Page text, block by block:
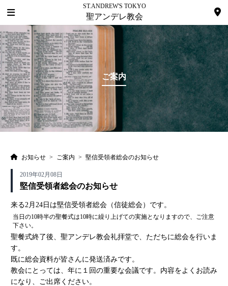
ST.ANDREW'S TOKYO
聖アンデレ教会
ご案内
お知らせ > ご案内 > 堅信受領者総会のお知らせ
2019年02月08日
堅信受領者総会のお知らせ
来る2月24日は堅信受領者総会（信徒総会）です。
当日の10時半の聖餐式は10時に繰り上げての実施となりますので、ご注意
下さい。
聖餐式終了後、聖アンデレ教会礼拝堂で、ただちに総会を行いま
す。
既に総会資料が皆さんに発送済みです。
教会にとっては、年に１回の重要な会議です。内容をよくお読み
になり、ご出席ください。